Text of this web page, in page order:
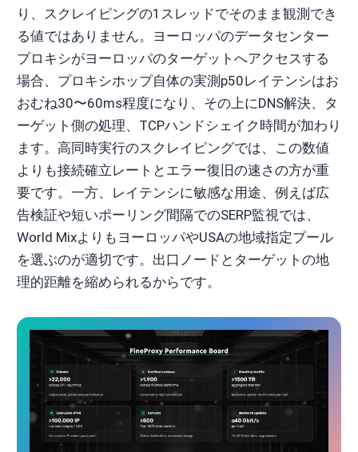
り、スクレイピングの1スレッドでそのまま観測でき
る値ではありません。ヨーロッパのデータセンター
プロキシがヨーロッパのターゲットへアクセスする
場合、プロキシホップ自体の実測p50レイテンシはお
おむね30〜60ms程度になり、その上にDNS解決、タ
ーゲット側の処理、TCPハンドシェイク時間が加わり
ます。高同時実行のスクレイピングでは、この数値
よりも接続確立レートとエラー復旧の速さの方が重
要です。一方、レイテンシに敏感な用途、例えば広
告検証や短いポーリング間隔でのSERP監視では、
World MixよりもヨーロッパやUSAの地域指定プール
を選ぶのが適切です。出口ノードとターゲットの地
理的距離を縮められるからです。